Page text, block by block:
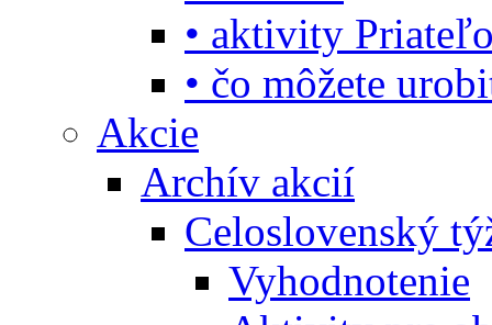
• aktivity
• čo môžete
Akcie
Archív akcií
Celoslovenský
Vyhodnotenie